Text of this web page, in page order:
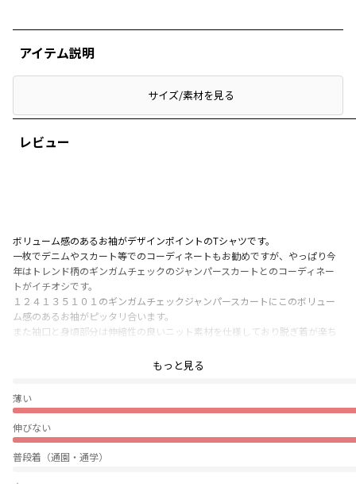
レビュー
薄い
伸びない
普段着（通園・通学）
アイテム説明
サイズ/素材を見る
ボリューム感のあるお袖がデザインポイントのTシャツです。
一枚でデニムやスカート等でのコーディネートもお勧めですが、やっぱり今
年はトレンド柄のギンガムチェックのジャンパースカートとのコーディネー
トがイチオシです。
１２４１３５１０１のギンガムチェックジャンパースカートにこのボリュー
ム感のあるお袖がピッタリ合います。
また袖口と身頃部分は伸縮性の良いニット素材を仕様しており脱ぎ着が楽ち
お色は二色でオフホワイトとブラックのベーシックなお色の展開ですので
-----
身頃部分
透け感：ややあり（オフホワイト）
もっと見る